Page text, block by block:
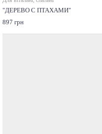
"ДЕРЕВО С ПТАХАМИ"
897 грн